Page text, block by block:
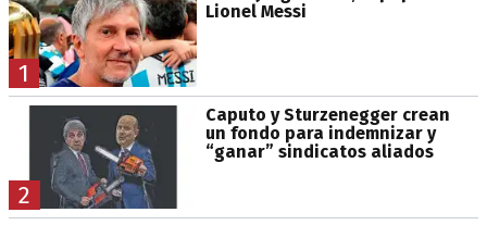
1
Lionel Messi
2
Caputo y Sturzenegger crean
un fondo para indemnizar y
“ganar” sindicatos aliados